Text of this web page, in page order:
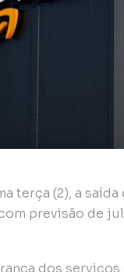
terça (2), a
previsão de
dos